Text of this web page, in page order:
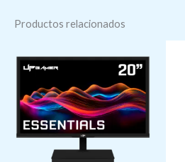
Productos relacionados